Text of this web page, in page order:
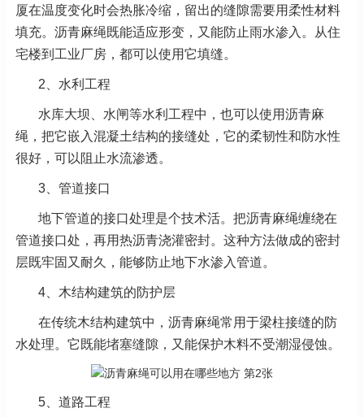
厦在温度变化时会热胀冷缩，留出的缝隙需要用柔性材料
填充。沥青麻绳既能适应形变，又能防止雨水渗入。从住
宅楼到工业厂房，都可以使用它填缝。
2、水利工程
水库大坝、水闸等水利工程中，也可以使用沥青麻
绳，把它嵌入混凝土结构的接缝处，它的柔韧性和防水性
很好，可以阻止水流渗透。
3、管道接口
地下管道的接口处理是个技术活。把沥青麻绳缠绕在
管道接口处，再用热沥青浇灌密封。这种方法做成的密封
层既牢固又耐久，能够防止地下水渗入管道。
4、木结构建筑的防护层
在传统木结构建筑中，沥青麻绳常用于梁柱接缝的防
水处理。它既能堵塞缝隙，又能保护木料不受潮湿侵蚀。
5、道路工程